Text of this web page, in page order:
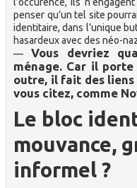
l’occurence, ils
penser qu’un tel site
identitaire, dans l’unique
hasardeux avec des néo-
— Vous devriez
ménage. Car il
outre, il fait des liens
vous citez, comme
Le bloc
mouvance,
informel ?